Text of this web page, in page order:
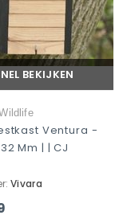
BEKIJKEN
Ventura -
Mm | | CJ
Vivara